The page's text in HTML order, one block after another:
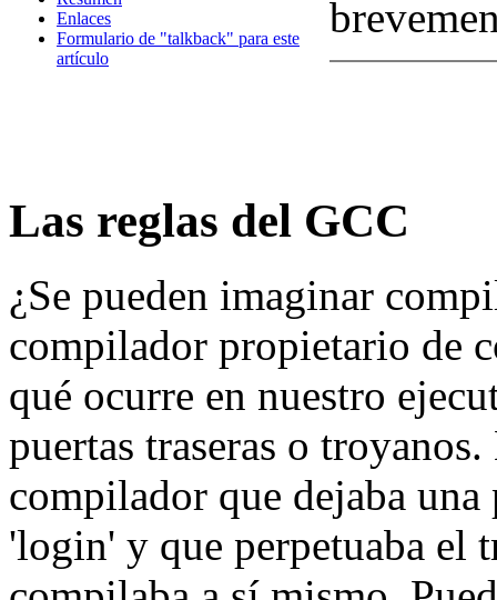
Enlaces
Formulario de "talkback" para este
artículo
Las reglas del GCC
¿Se pueden imaginar
compilador propietario de
qué ocurre en nuestro
puertas traseras o
compilador que dejaba una
'login' y que perpetuaba el